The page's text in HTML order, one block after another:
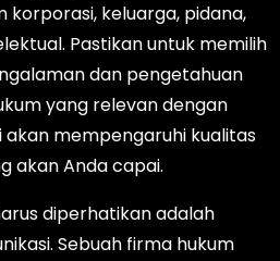
korporasi, keluarga, pidana,
Pastikan untuk memilih
dan pengetahuan
yang relevan dengan
akan mempengaruhi kualitas
akan Anda capai.
diperhatikan adalah
Sebuah firma hukum